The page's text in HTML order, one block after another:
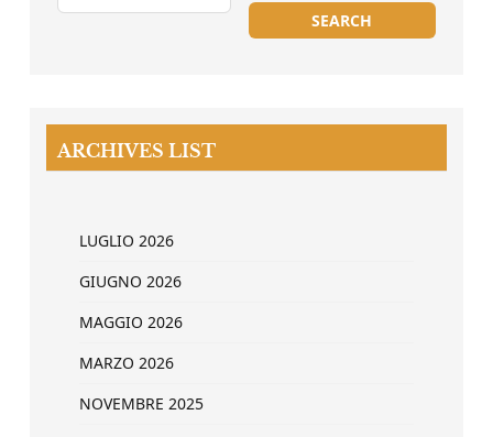
ARCHIVES LIST
LUGLIO 2026
GIUGNO 2026
MAGGIO 2026
MARZO 2026
NOVEMBRE 2025